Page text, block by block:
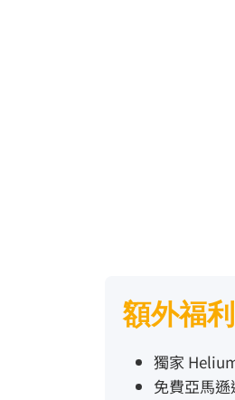
額外福利
獨家
免費亞馬